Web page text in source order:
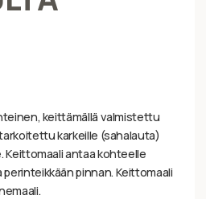
keittämällä valmistettu
karkeille (sahalauta)
Keittomaali antaa kohteelle
pinnan. Keittomaali